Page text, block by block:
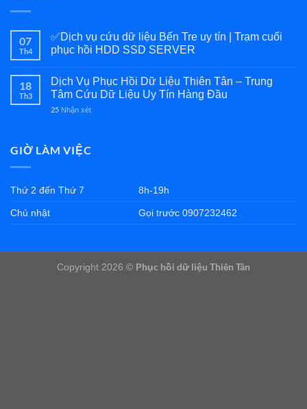
07
Th4
✅Dịch vụ cứu dữ liệu Bến Tre uy tín | Trạm cuối
phục hồi HDD SSD SERVER
18
Th3
Dịch Vụ Phục Hồi Dữ Liệu Thiên Tân – Trung
Tâm Cứu Dữ Liệu Uy Tín Hàng Đầu
25 Nhận xét
GIỜ LÀM VIỆC
Thứ 2 đến Thứ 7 8h-19h
Chủ nhật Gọi trước 0907232462
Copyright 2026 © Phục hồi dữ liệu Thiên Tân